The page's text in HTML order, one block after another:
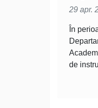
29 apr.
În
de